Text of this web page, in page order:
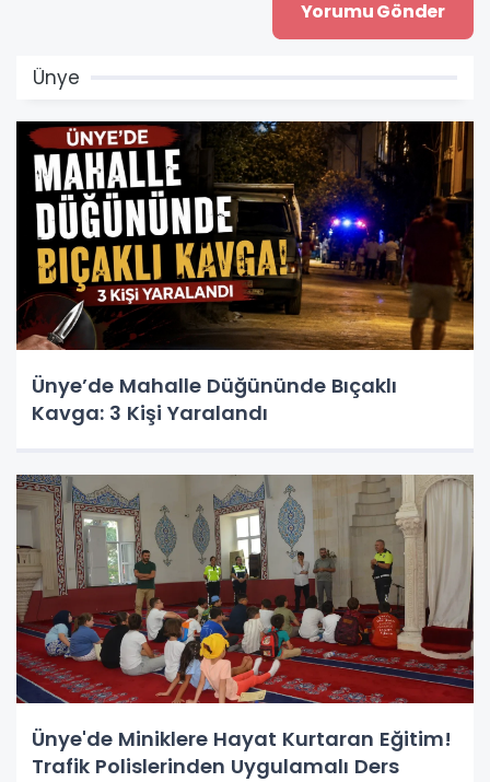
Ünye
Ünye’de Mahalle Düğününde Bıçaklı
Kavga: 3 Kişi Yaralandı
Ünye'de Miniklere Hayat Kurtaran Eğitim!
Trafik Polislerinden Uygulamalı Ders